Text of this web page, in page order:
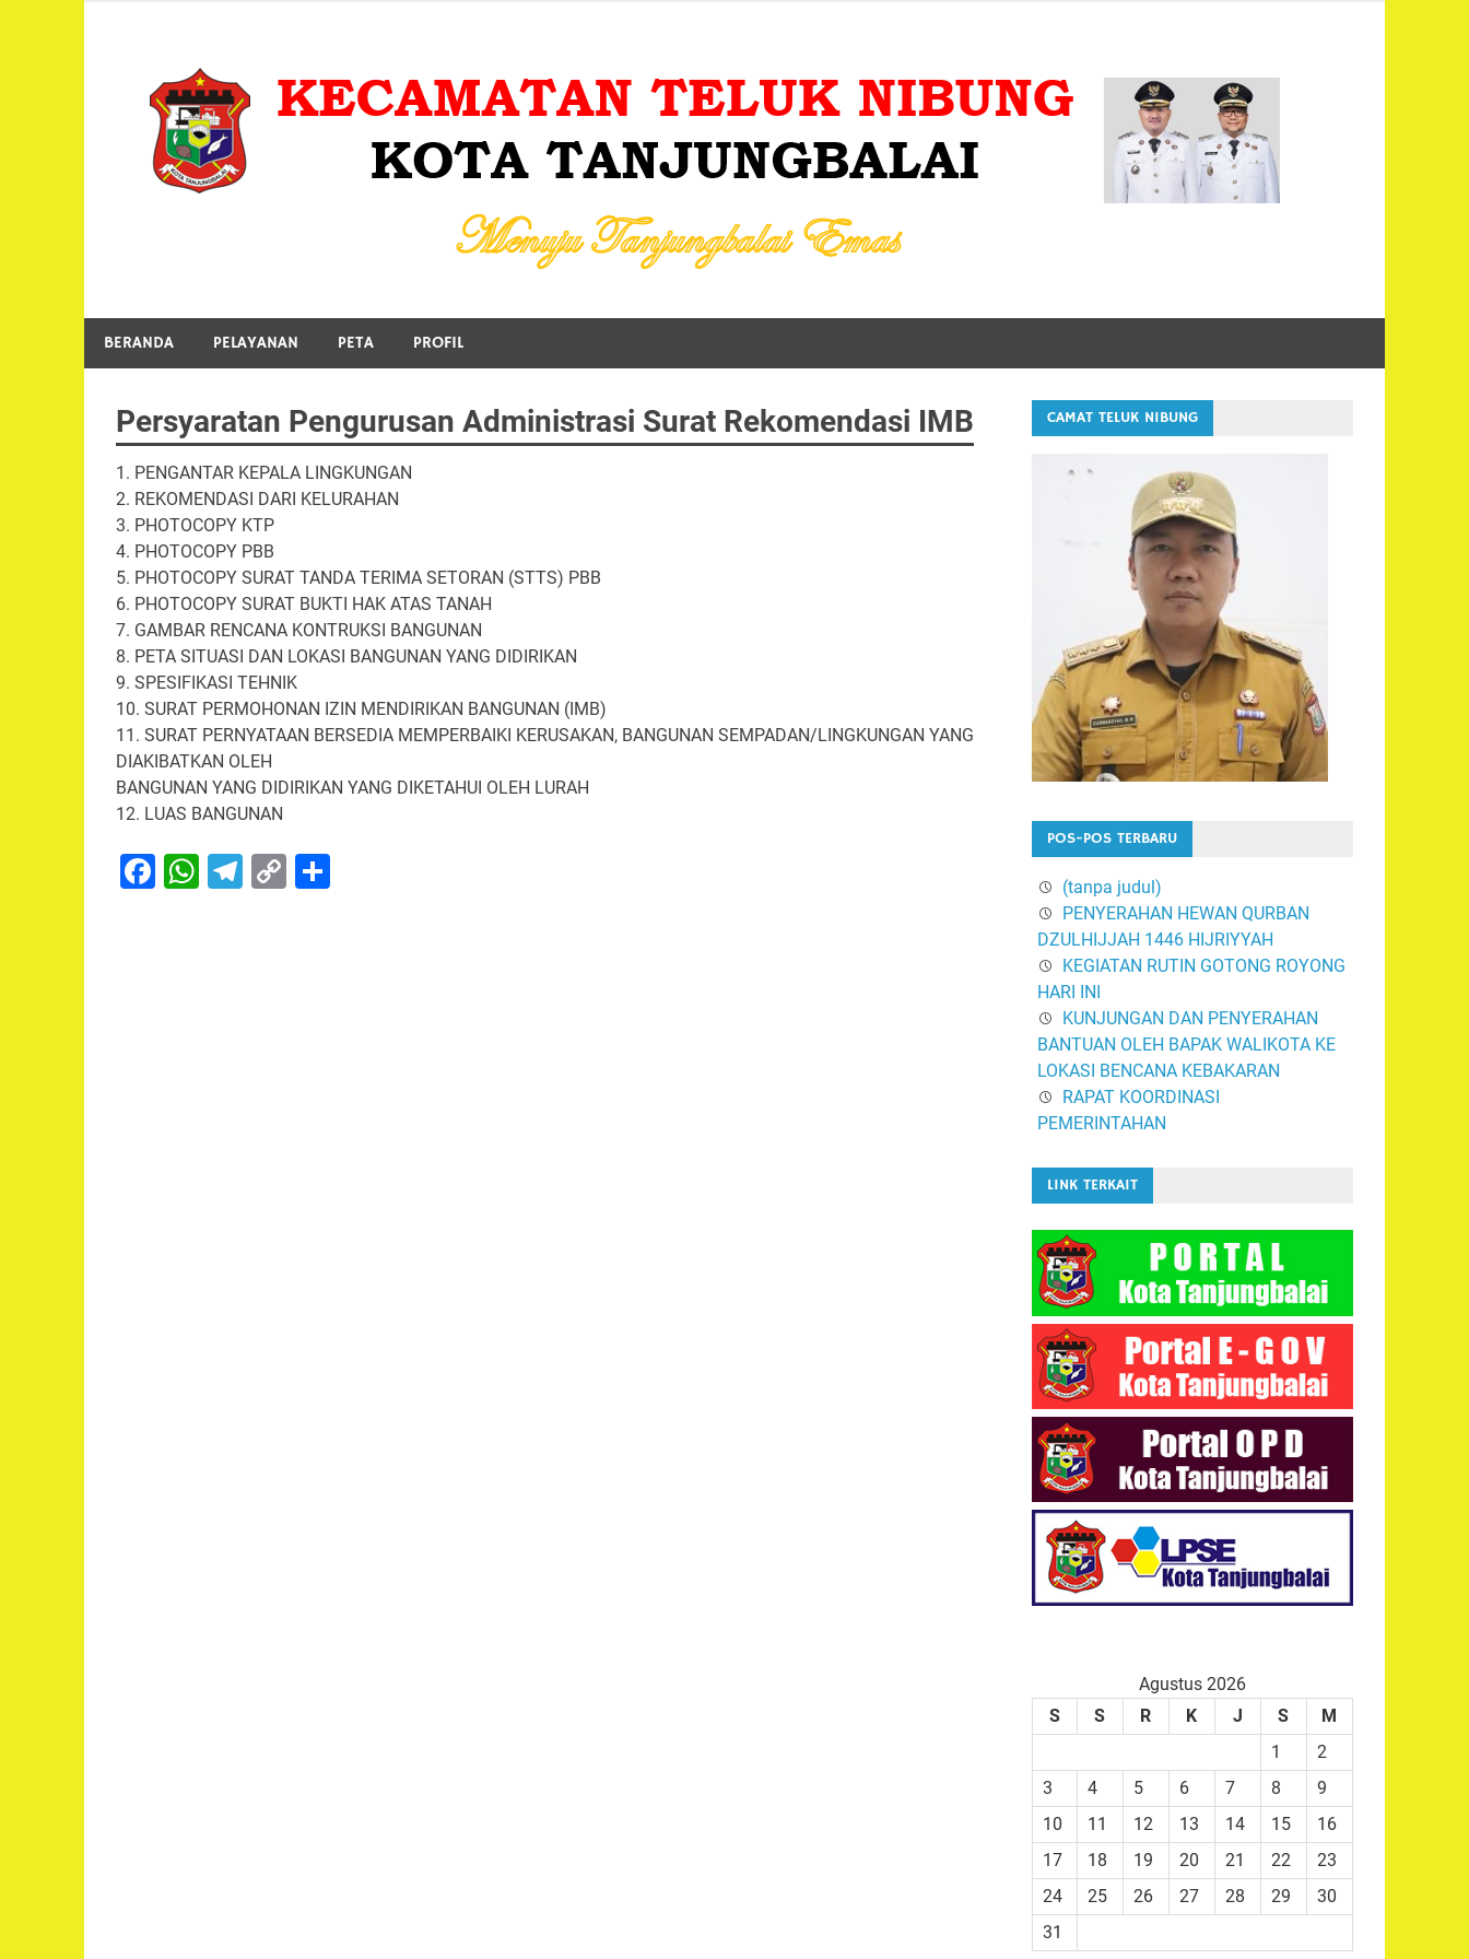
BERANDA PELAYANAN PETA PROFIL
Persyaratan Pengurusan Administrasi Surat Rekomendasi IMB
1. PENGANTAR KEPALA LINGKUNGAN
2. REKOMENDASI DARI KELURAHAN
3. PHOTOCOPY KTP
4. PHOTOCOPY PBB
5. PHOTOCOPY SURAT TANDA TERIMA SETORAN (STTS) PBB
6. PHOTOCOPY SURAT BUKTI HAK ATAS TANAH
7. GAMBAR RENCANA KONTRUKSI BANGUNAN
8. PETA SITUASI DAN LOKASI BANGUNAN YANG DIDIRIKAN
9. SPESIFIKASI TEHNIK
10. SURAT PERMOHONAN IZIN MENDIRIKAN BANGUNAN (IMB)
11. SURAT PERNYATAAN BERSEDIA MEMPERBAIKI KERUSAKAN, BANGUNAN SEMPADAN/LINGKUNGAN YANG
DIAKIBATKAN OLEH
BANGUNAN YANG DIDIRIKAN YANG DIKETAHUI OLEH LURAH
12. LUAS BANGUNAN
Facebook
WhatsApp
Telegram
CopyShare
CAMAT TELUK NIBUNG
POS-POS TERBARU
(tanpa judul)
PENYERAHAN HEWAN QURBAN
DZULHIJJAH 1446 HIJRIYYAH
KEGIATAN RUTIN GOTONG ROYONG
HARI INI
KUNJUNGAN DAN PENYERAHAN
BANTUAN OLEH BAPAK WALIKOTA KE
LOKASI BENCANA KEBAKARAN
RAPAT KOORDINASI
PEMERINTAHAN
LINK TERKAIT
Agustus 2026
S
S R K J S
M
1
2
3
4 5 6 7 8
9
10
11 12 13 14 15
16
17
18 19 20 21 22
23
24
25 26 27 28 29
30
31